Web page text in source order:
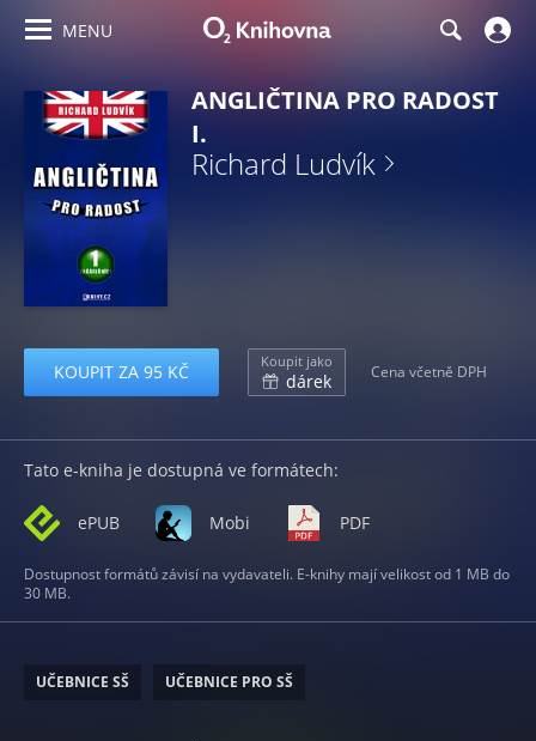
MENU
ANGLIČTINA PRO RADOST
I.
Richard Ludvík
KOUPIT ZA 95 KČ Koupit jako
dárek Cena včetně DPH
Tato e-kniha je dostupná ve formátech:
ePUB Mobi PDF
Dostupnost formátů závisí na vydavateli. E-knihy mají velikost od 1 MB do
30 MB.
UČEBNICE SŠ UČEBNICE PRO SŠ